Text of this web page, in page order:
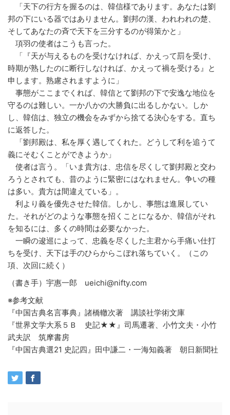
「天下の行方を握るのは、韓信様であります。あなたは劉
邦の下にいる器ではありません。劉邦の漢、われわれの楚、
そしてあなたの斉で天下を三分するのが得策かと」
項羽の使者はこうも言った。
「『天が与えるものを受けなければ、かえって罰を受け、
時期が熟したのに断行しなければ、かえって禍を受ける』と
申します。熟慮されますように」
事態がここまでくれば、韓信とて劉邦の下で安逸な地位を
守るのは難しい。一か八かの大勝負に出るしかない。しか
し、韓信は、独立の機会をみずから捨てる決心をする。直ち
に返答した。
「劉邦殿は、私を厚く遇してくれた。どうして利を追うて
義にそむくことができようか」
使者は言う。「いま貴方は、忠信を尽くして劉邦殿と交わ
ろうとされても、昔のように緊密にはなれません。争いの種
は多い。貴方は間違えている」。
利より義を優先させた韓信。しかし、事態は進展してい
た。それがどのような事態を招くことになるか、韓信がそれ
を知るには、多くの時間は必要なかった。
一瞬の逡巡によって、忠義を尽くした主君から手痛い仕打
ちを受け、天下は手のひらからこぼれ落ちていく。（この
項、次回に続く）
（書き手）宇惠一郎 ueichi@nifty.com
※参考文献
『中国古典名言事典』諸橋轍次著 講談社学術文庫
『世界文学大系５Ｂ 史記★★』司馬遷著、小竹文夫・小竹
武夫訳 筑摩書房
『中国古典選21 史記四』田中謙二・一海知義著 朝日新聞社